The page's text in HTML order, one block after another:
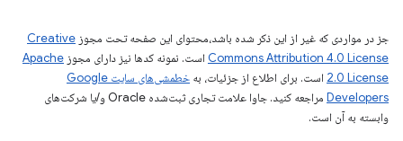
جز در مواردی که غیر از این ذکر شده باشد،‌محتوای این صفحه تحت مجوز Creative
Commons Attribution 4.0 License است. نمونه کدها نیز دارای مجوز Apache
2.0 License است. برای اطلاع از جزئیات، به
خطمشی‌های سایت Google
Developers‏
مراجعه کنید. جاوا علامت تجاری ثبت‌شده Oracle و/یا شرکت‌های
وابسته به آن است.